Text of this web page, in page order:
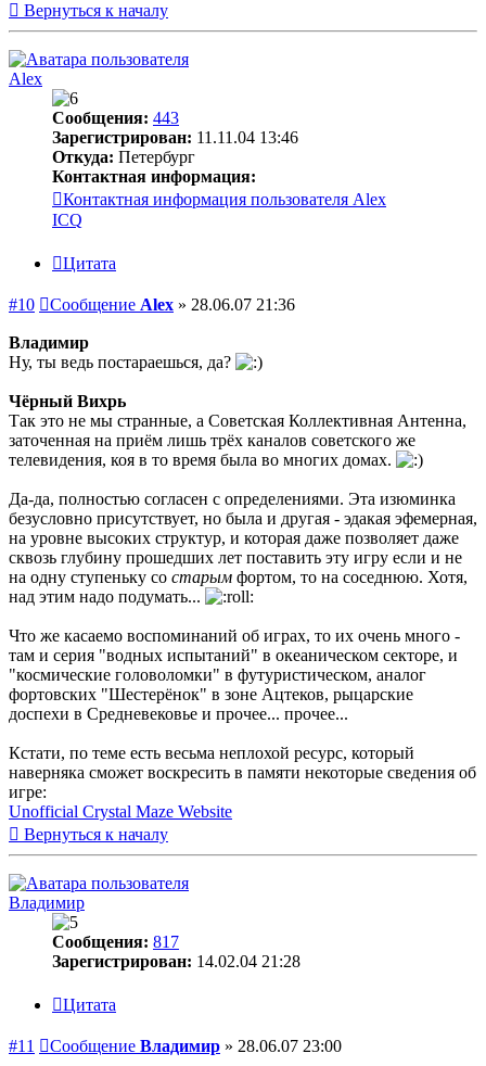
Вернуться к началу
Alex
Сообщения: 443
Зарегистрирован: 11.11.04 13:46
Откуда: Петербург
Контактная информация:
Контактная информация пользователя Alex
ICQ
Цитата
#10 Сообщение Alex » 28.06.07 21:36
Владимир
Ну, ты ведь постараешься, да?
Чёрный Вихрь
Так это не мы странные, а Советская Коллективная Антенна,
заточенная на приём лишь трёх каналов советского же
телевидения, коя в то время была во многих домах.
Да-да, полностью согласен с определениями. Эта изюминка
безусловно присутствует, но была и другая - эдакая эфемерная,
на уровне высоких структур, и которая даже позволяет даже
сквозь глубину прошедших лет поставить эту игру если и не
на одну ступеньку со старым фортом, то на соседнюю. Хотя,
над этим надо подумать...
Что же касаемо воспоминаний об играх, то их очень много -
там и серия "водных испытаний" в океаническом секторе, и
"космические головоломки" в футуристическом, аналог
фортовских "Шестерёнок" в зоне Ацтеков, рыцарские
доспехи в Средневековье и прочее... прочее...
Кстати, по теме есть весьма неплохой ресурс, который
наверняка сможет воскресить в памяти некоторые сведения об
игре:
Unofficial Crystal Maze Website
Вернуться к началу
Владимир
Сообщения: 817
Зарегистрирован: 14.02.04 21:28
Цитата
#11 Сообщение Владимир » 28.06.07 23:00